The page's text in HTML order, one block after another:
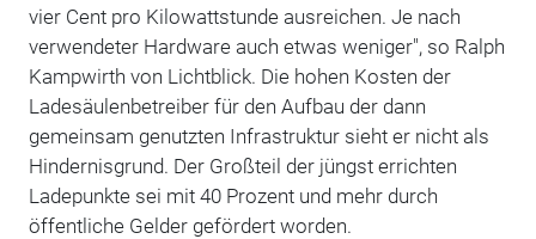
vier Cent pro Kilowattstunde ausreichen. Je nach
verwendeter Hardware auch etwas weniger", so Ralph
Kampwirth von Lichtblick. Die hohen Kosten der
Ladesäulenbetreiber für den Aufbau der dann
gemeinsam genutzten Infrastruktur sieht er nicht als
Hindernisgrund. Der Großteil der jüngst errichten
Ladepunkte sei mit 40 Prozent und mehr durch
öffentliche Gelder gefördert worden.